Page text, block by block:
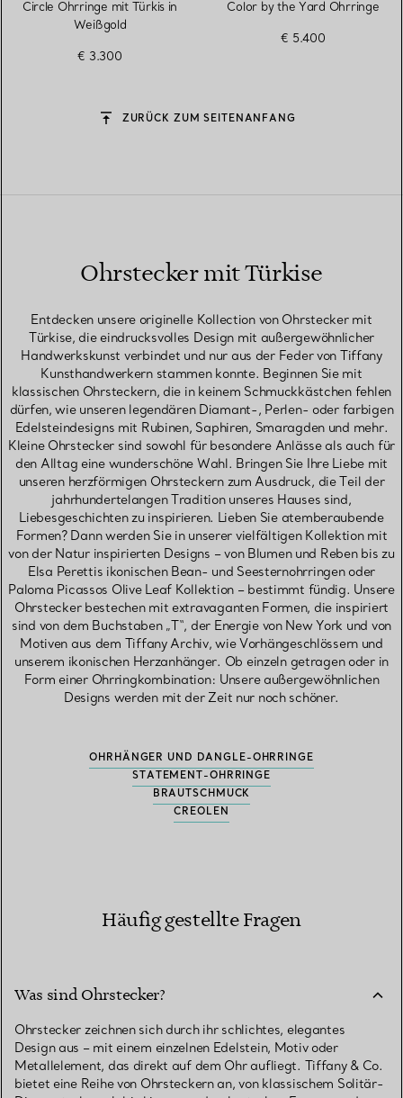
Circle Ohrringe mit Türkis in
Weißgold
€ 3.300
Color by the Yard Ohrringe
€ 5.400
ZURÜCK ZUM SEITENANFANG
Ohrstecker mit Türkise
Entdecken unsere originelle Kollection von Ohrstecker mit
Türkise, die eindrucksvolles Design mit außergewöhnlicher
Handwerkskunst verbindet und nur aus der Feder von Tiffany
Kunsthandwerkern stammen konnte. Beginnen Sie mit
klassischen Ohrsteckern, die in keinem Schmuckkästchen fehlen
dürfen, wie unseren legendären Diamant-, Perlen- oder farbigen
Edelsteindesigns mit Rubinen, Saphiren, Smaragden und mehr.
Kleine Ohrstecker sind sowohl für besondere Anlässe als auch für
den Alltag eine wunderschöne Wahl. Bringen Sie Ihre Liebe mit
unseren herzförmigen Ohrsteckern zum Ausdruck, die Teil der
jahrhundertelangen Tradition unseres Hauses sind,
Liebesgeschichten zu inspirieren. Lieben Sie atemberaubende
Formen? Dann werden Sie in unserer vielfältigen Kollektion mit
von der Natur inspirierten Designs – von Blumen und Reben bis zu
Elsa Perettis ikonischen Bean- und Seesternohrringen oder
Paloma Picassos Olive Leaf Kollektion – bestimmt fündig. Unsere
Ohrstecker bestechen mit extravaganten Formen, die inspiriert
sind von dem Buchstaben „T“, der Energie von New York und von
Motiven aus dem Tiffany Archiv, wie Vorhängeschlössern und
unserem ikonischen Herzanhänger. Ob einzeln getragen oder in
Form einer Ohrringkombination: Unsere außergewöhnlichen
Designs werden mit der Zeit nur noch schöner.
OHRHÄNGER UND DANGLE-OHRRINGE
STATEMENT-OHRRINGE
BRAUTSCHMUCK
CREOLEN
Häufig gestellte Fragen
Was sind Ohrstecker?
Ohrstecker zeichnen sich durch ihr schlichtes, elegantes
Design aus – mit einem einzelnen Edelstein, Motiv oder
Metallelement, das direkt auf dem Ohr aufliegt. Tiffany & Co.
bietet eine Reihe von Ohrsteckern an, von klassischem Solitär-